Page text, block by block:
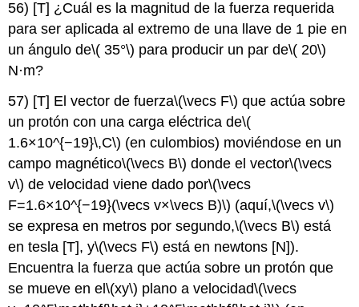
56) [T] ¿Cuál es la magnitud de la fuerza requerida
para ser aplicada al extremo de una llave de 1 pie en
un ángulo de\( 35°\) para producir un par de\( 20\)
N·m?
57) [T] El vector de fuerza\(\vecs F\) que actúa sobre
un protón con una carga eléctrica de\(
1.6×10^{−19}\,C\) (en culombios) moviéndose en un
campo magnético\(\vecs B\) donde el vector\(\vecs
v\) de velocidad viene dado por\(\vecs
F=1.6×10^{−19}(\vecs v×\vecs B)\) (aquí,\(\vecs v\)
se expresa en metros por segundo,\(\vecs B\) está
en tesla [T], y\(\vecs F\) está en newtons [N]).
Encuentra la fuerza que actúa sobre un protón que
se mueve en el\(xy\) plano a velocidad\(\vecs